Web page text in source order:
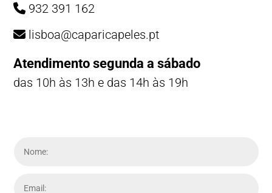
932 391 162
lisboa@caparicapeles.pt
Atendimento segunda a sábado
das 10h às 13h e das 14h às 19h